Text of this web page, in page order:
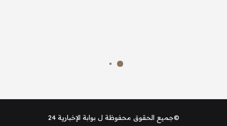
©جميع الحقوق محفوظة ل بوابة الإخبارية 24